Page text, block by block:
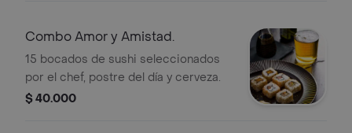
Combo Amor y Amistad.
15 bocados de sushi seleccionados
por el chef, postre del día y cerveza.
$ 40.000